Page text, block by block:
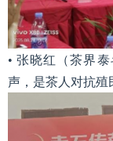
• 张晓红（茶界
声，是茶人对抗殖